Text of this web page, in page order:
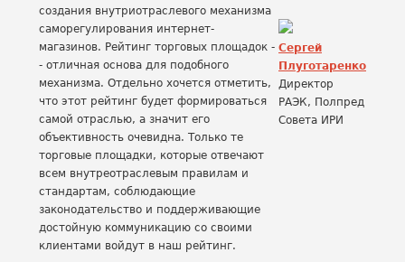
создания внутриотраслевого механизма
саморегулирования интернет-
магазинов. Рейтинг торговых площадок -
- отличная основа для подобного
механизма. Отдельно хочется отметить,
что этот рейтинг будет формироваться
самой отраслью, а значит его
объективность очевидна. Только те
торговые площадки, которые отвечают
всем внутреотраслевым правилам и
стандартам, соблюдающие
законодательство и поддерживающие
достойную коммуникацию со своими
клиентами войдут в наш рейтинг.
Сергей
Плуготаренко
Директор
РАЭК, Полпред
Совета ИРИ